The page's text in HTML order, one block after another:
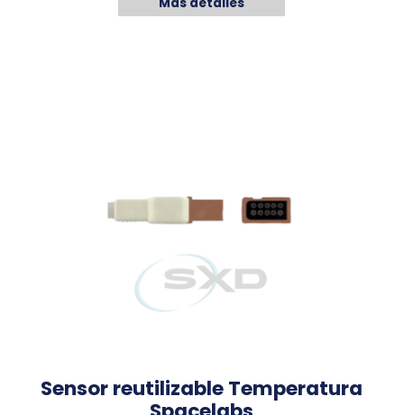
Sensor reutilizable Temperatura